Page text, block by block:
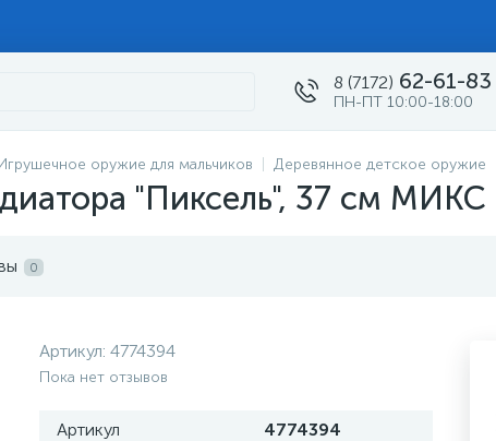
8 (7172) 62-61-83
ПН-ПТ 10:00-18:00
оружие для мальчиков Деревянное детское оружие
"Пиксель", 37 см МИКС
0
Артикул: 4774394
Пока нет отзывов
Артикул
4774394